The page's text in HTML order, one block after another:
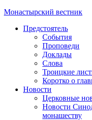
Монастырский вестник
Предстоятель
События
Проповеди
Доклады
Слова
Троицкие
Коротко о
Новости
Церковные
Новости
монашеству